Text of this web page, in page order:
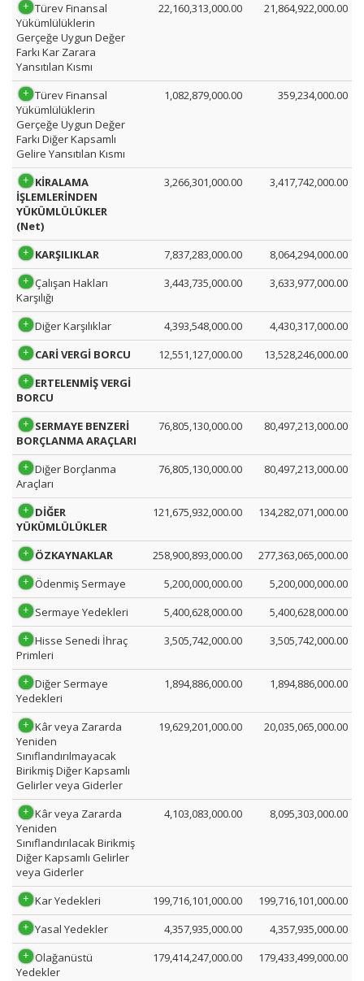
Türev Finansal
Yükümlülüklerin
Gerçeğe Uygun Değer
Farkı Kar Zarara
Yansıtılan Kısmı
22,160,313,000.00 21,864,922,000.00
Türev Finansal
Yükümlülüklerin
Gerçeğe Uygun Değer
Farkı Diğer Kapsamlı
Gelire Yansıtılan Kısmı
1,082,879,000.00 359,234,000.00
KİRALAMA
İŞLEMLERİNDEN
YÜKÜMLÜLÜKLER
(Net)
3,266,301,000.00 3,417,742,000.00
KARŞILIKLAR 7,837,283,000.00
8,064,294,000.00
Çalışan Hakları
Karşılığı
3,443,735,000.00 3,633,977,000.00
Diğer Karşılıklar 4,393,548,000.00
4,430,317,000.00
CARİ VERGİ BORCU
12,551,127,000.00
13,528,246,000.00
ERTELENMİŞ VERGİ
BORCU
SERMAYE BENZERİ
BORÇLANMA ARAÇLARI
76,805,130,000.00 80,497,213,000.00
Diğer Borçlanma
Araçları
76,805,130,000.00 80,497,213,000.00
DİĞER
YÜKÜMLÜLÜKLER
121,675,932,000.00 134,282,071,000.00
ÖZKAYNAKLAR 258,900,893,000.00
277,363,065,000.00
Ödenmiş Sermaye
5,200,000,000.00
5,200,000,000.00
Sermaye Yedekleri
5,400,628,000.00
5,400,628,000.00
Hisse Senedi İhraç
Primleri
3,505,742,000.00 3,505,742,000.00
Diğer Sermaye
Yedekleri
1,894,886,000.00 1,894,886,000.00
Kâr veya Zararda
Yeniden
Sınıflandırılmayacak
Birikmiş Diğer Kapsamlı
Gelirler veya Giderler
19,629,201,000.00 20,035,065,000.00
Kâr veya Zararda
Yeniden
Sınıflandırılacak Birikmiş
Diğer Kapsamlı Gelirler
veya Giderler
4,103,083,000.00 8,095,303,000.00
Kar Yedekleri 199,716,101,000.00
199,716,101,000.00
Yasal Yedekler
4,357,935,000.00
4,357,935,000.00
Olağanüstü
Yedekler
179,414,247,000.00 179,433,499,000.00